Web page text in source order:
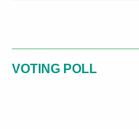
VOTING POLL